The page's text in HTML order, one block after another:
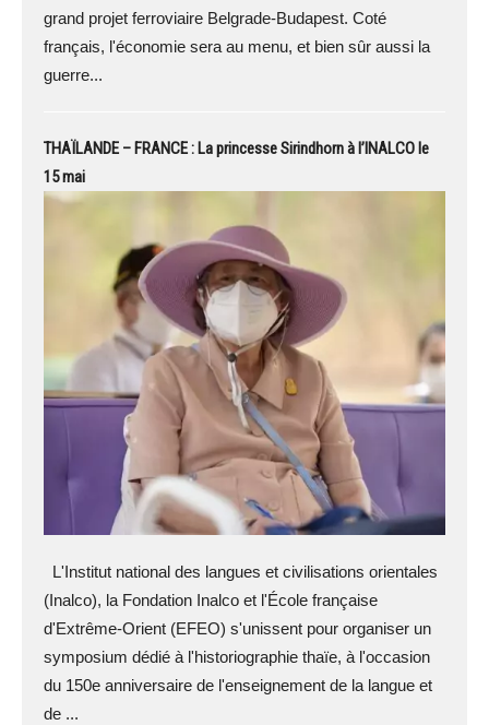
grand projet ferroviaire Belgrade-Budapest. Coté
français, l'économie sera au menu, et bien sûr aussi la
guerre...
THAÏLANDE – FRANCE : La princesse Sirindhorn à l’INALCO le
15 mai
L'Institut national des langues et civilisations orientales
(Inalco), la Fondation Inalco et l'École française
d'Extrême-Orient (EFEO) s'unissent pour organiser un
symposium dédié à l'historiographie thaïe, à l'occasion
du 150e anniversaire de l'enseignement de la langue et
de ...